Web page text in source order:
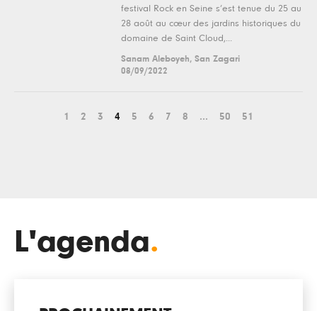
festival Rock en Seine s’est tenue du 25 au
28 août au cœur des jardins historiques du
domaine de Saint Cloud,...
Sanam Aleboyeh, San Zagari
08/09/2022
1 2 3 4 5 6 7 8 ... 50 51
L'agenda.